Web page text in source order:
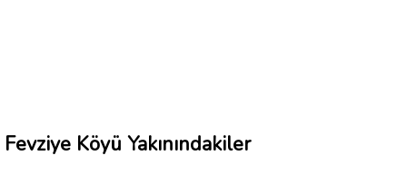
Fevziye Köyü Yakınındakiler